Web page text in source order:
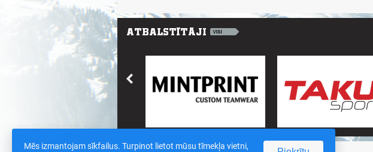
Mēs izmantojam sīkfailus. Turpinot lietot mūsu tīmekļa vietni,